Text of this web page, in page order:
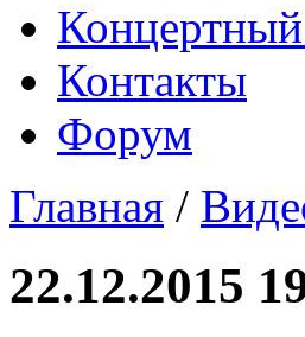
Контакты
Форум
Главная /
22.12.2015